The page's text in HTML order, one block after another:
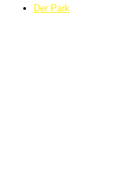
Der Park